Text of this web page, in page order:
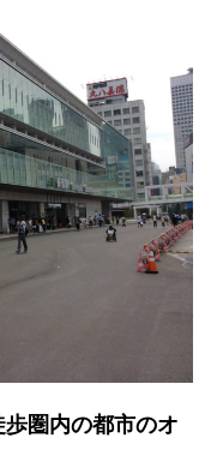
圏内の都市のオ